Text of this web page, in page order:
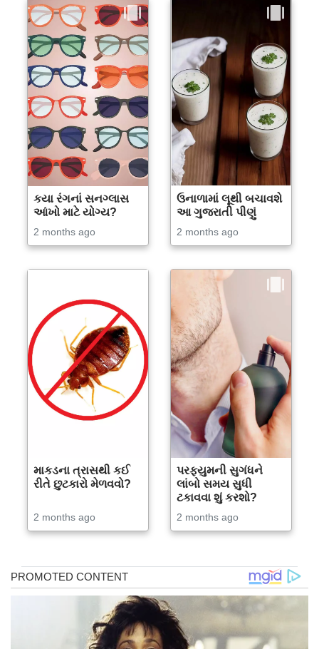
કયા રંગનાં સનગ્લાસ
આંખો માટે યોગ્ય?
2 months ago
ઉનાળામાં લૂથી બચાવશે
આ ગુજરાતી પીણું
2 months ago
માકડના ત્રાસથી કઈ
રીતે છુટકારો મેળવવો?
2 months ago
પરફ્યુમની સુગંધને
લાંબો સમય સુધી
ટકાવવા શું કરશો?
2 months ago